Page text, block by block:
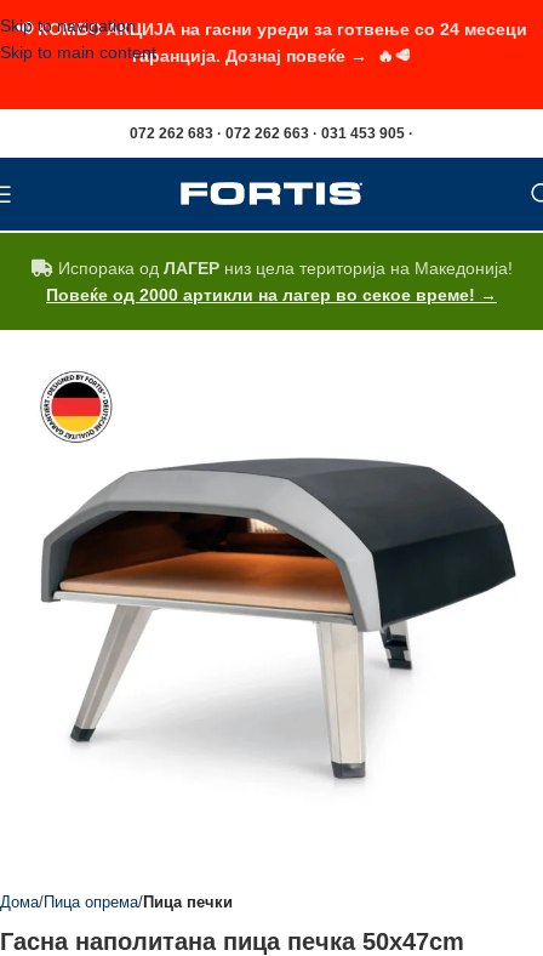
Skip to navigation
Skip to main content
072 262 683 · 072 262 663 · 031 453 905 ·
Испорака од ЛАГЕРниз цела територија на Македонија!
Повеќе од 2000 артикли на лагер во секое време! →
Дома Пица опрема Пица печки
Гасна наполитана пица печка 50x47cm
📢 КОМБО АКЦИЈА на гасни уреди за готвење со 24 месеци
гаранција. Дознај повеќе → 🔥🥩